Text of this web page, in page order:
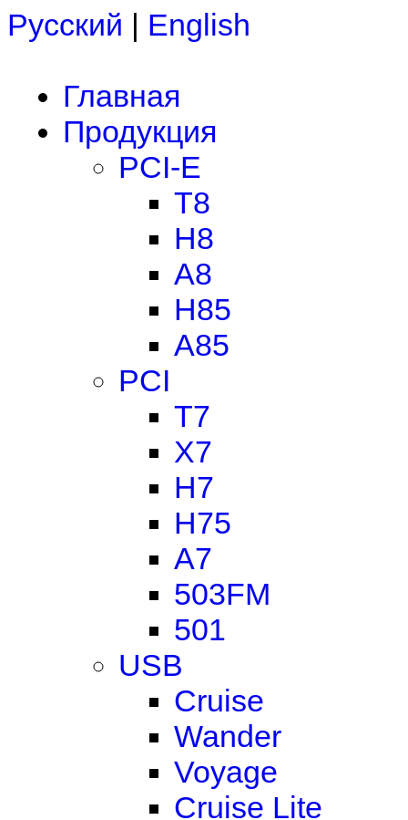
Русский | English
Главная
Продукция
PCI-E
T8
H8
A8
H85
A85
PCI
T7
X7
H7
H75
A7
503FM
501
USB
Cruise
Wander
Voyage
Cruise Lite